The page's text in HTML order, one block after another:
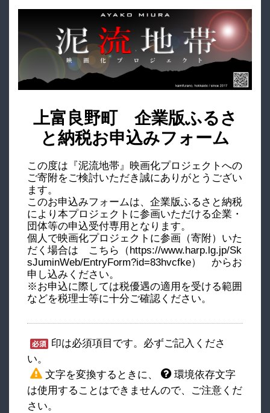
上富良野町 企業版ふるさ
と納税お申込みフォーム
この度は『泥流地帯』映画化プロジェクトへの
ご寄附をご検討いただき誠にありがとうござい
ます。
このお申込みフォームは、企業版ふるさと納税
により本プロジェクトに参画いただける企業・
団体等の申込受付専用となります。
個人で映画化プロジェクトに参画（寄附）いた
だく場合は こちら（https://www.harp.lg.jp/Sk
sJuminWeb/EntryForm?id=83hvcfke） からお
申し込みください。
※お申込に際しては税優遇の適用を受ける範囲
などを税理士等に十分ご確認ください。
印は必須項目です。必ずご記入くださ
い。
文字を変換するときに、
環境依存文字
は使用することはできませんので、ご注意くだ
さい。